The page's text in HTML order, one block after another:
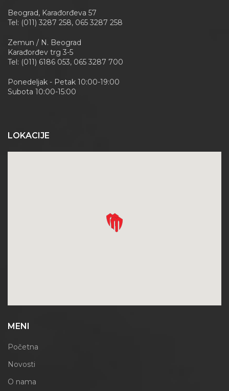
Beograd, Karađorđeva 57
Tel: (011) 3287 258, 065 3287 258
Zemun / N. Beograd
Karađorđev trg 3-5
Tel: (011) 6186 053, 065 3287 700
Ponedeljak - Petak 10:00-19:00
Subota 10:00-15:00
LOKACIJE
MENI
Početna
Novosti
O nama